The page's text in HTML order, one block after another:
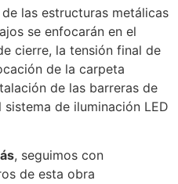
las estructuras metálicas
se enfocarán en el
cierre, la tensión final de
de la carpeta
de las barreras de
de iluminación LED
, seguimos con
de esta obra